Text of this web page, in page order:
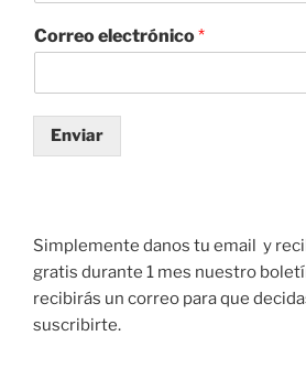
Correo electrónico*
Enviar
Simplemente danos tu email y
gratis durante 1 mes nuestro
recibirás un correo para que
suscribirte.